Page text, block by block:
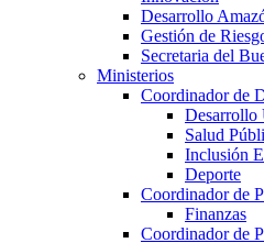
Desarrollo
Gestión de
Secretaria del
Ministerios
Coordinador de
Desarrollo
Salud
Inclusión
Deporte
Coordinador de
Finanzas
Coordinador de